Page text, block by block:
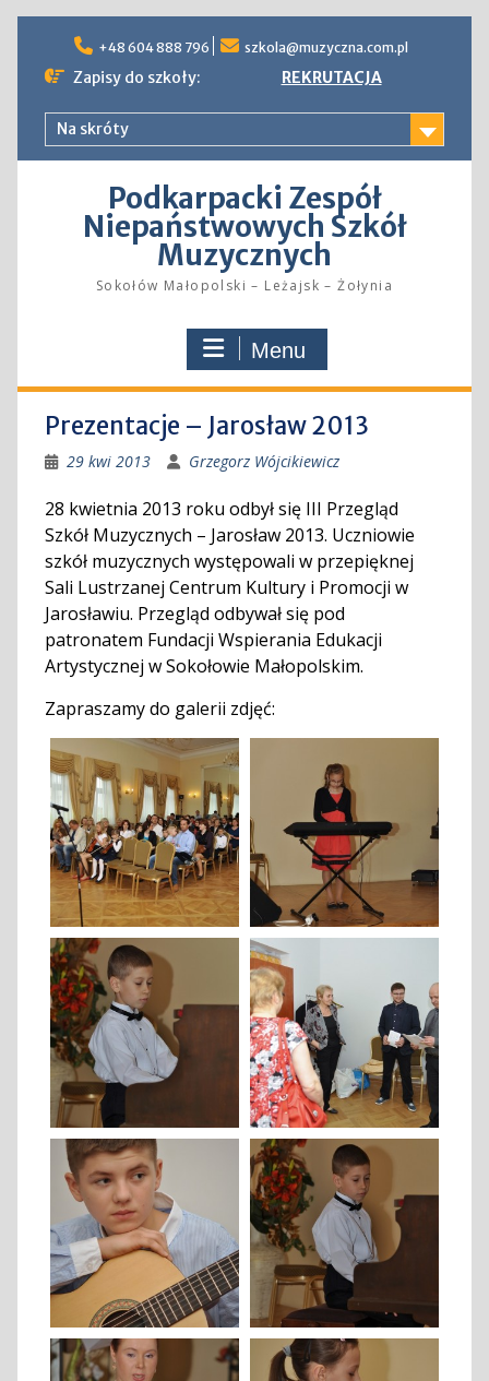
content
+48 604 888 796 szkola@muzyczna.com.pl
Zapisy do szkoły: REKRUTACJA
Na skróty
Podkarpacki Zespół
Niepaństwowych Szkół
Muzycznych
Sokołów Małopolski – Leżajsk – Żołynia
Menu
Prezentacje – Jarosław 2013
29 kwi 2013 Grzegorz Wójcikiewicz
28 kwietnia 2013 roku odbył się III Przegląd
Szkół Muzycznych – Jarosław 2013. Uczniowie
szkół muzycznych występowali w przepięknej
Sali Lustrzanej Centrum Kultury i Promocji w
Jarosławiu. Przegląd odbywał się pod
patronatem Fundacji Wspierania Edukacji
Artystycznej w Sokołowie Małopolskim.
Zapraszamy do galerii zdjęć: